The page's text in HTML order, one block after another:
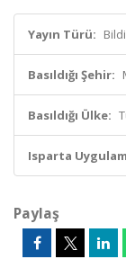
Yayın Türü:
Basıldığı Şehir:
Basıldığı Ülke:
Isparta
Paylaş